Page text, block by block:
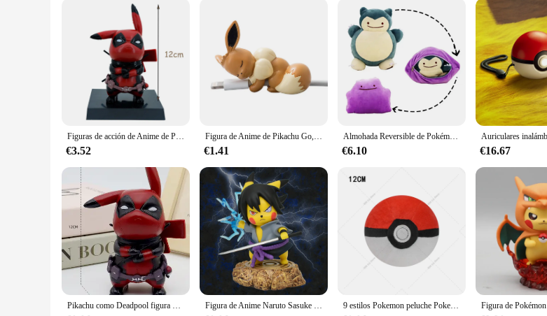
Figuras de acción de Anime de Pokémon, Pikachu, PVC, Deadpool, modelo Kawaii, adornos de colección, juguetes para niños, regalo, 11cm
€3.52
Figura de Anime de Pikachu Go, accesorios de utilería de Cosplay, funda protectora Usb, taza de Pikachu, mascota, muñecas Eevee, regalo de juguete
€1.41
Almohada Reversible de Pokémon para niños, cojín de peluche de 20cm, transformable, Snorlax, regalo
€6.10 €16.67
Pikachu como Deadpool figura Linda modelo de muñecas Juguetes Figura de Anime Naruto Sasuke Cosplay Pikachu figura de acción juguetes muñeca de regalo de Halloween 11cm/4,33 in 9 estilos Pokemon peluche Pokeball Master Ball gran Ultra Premier Ball Strange Ball suave Anime juguetes de peluche muñeca monstruo de bolsillo